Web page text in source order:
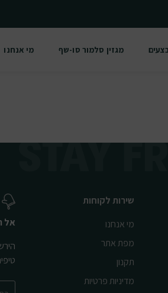
מגזין סלמור סו-שף מי אנחנו
שירות לקוחות
מי אנחנו
מפת אתר
תקנון
מדיניות פרטיות
אל